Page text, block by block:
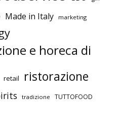
Made in Italy marketing
e horeca di
retail ristorazione
tradizione TUTTOFOOD